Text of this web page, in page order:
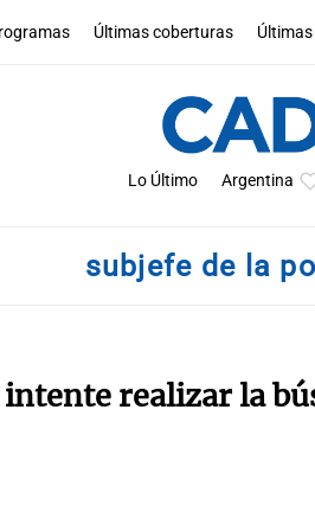
Últimas coberturas
Lo Último Argentina
subjefe de la
realizar la